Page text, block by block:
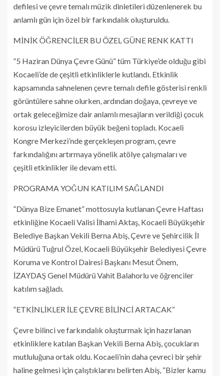
defilesi ve çevre temalı müzik dinletileri düzenlenerek bu
anlamlı gün için özel bir farkındalık oluşturuldu.
MİNİK ÖĞRENCİLER BU ÖZEL GÜNE RENK KATTI
“5 Haziran Dünya Çevre Günü” tüm Türkiye’de olduğu gibi
Kocaeli’de de çeşitli etkinliklerle kutlandı. Etkinlik
kapsamında sahnelenen çevre temalı defile gösterisi renkli
görüntülere sahne olurken, ardından doğaya, çevreye ve
ortak geleceğimize dair anlamlı mesajların verildiği çocuk
korosu izleyicilerden büyük beğeni topladı. Kocaeli
Kongre Merkezi’nde gerçekleşen program, çevre
farkındalığını artırmaya yönelik atölye çalışmaları ve
çeşitli etkinlikler ile devam etti.
PROGRAMA YOĞUN KATILIM SAĞLANDI
“Dünya Bize Emanet” mottosuyla kutlanan Çevre Haftası
etkinliğine Kocaeli Valisi İlhami Aktaş, Kocaeli Büyükşehir
Belediye Başkan Vekili Berna Abiş, Çevre ve Şehircilik İl
Müdürü Tuğrul Özel, Kocaeli Büyükşehir Belediyesi Çevre
Koruma ve Kontrol Dairesi Başkanı Mesut Önem,
İZAYDAŞ Genel Müdürü Vahit Balahorlu ve öğrenciler
katılım sağladı.
“ETKİNLİKLER İLE ÇEVRE BİLİNCİ ARTACAK”
Çevre bilinci ve farkındalık oluşturmak için hazırlanan
etkinliklere katılan Başkan Vekili Berna Abiş, çocukların
mutluluğuna ortak oldu. Kocaeli’nin daha çevreci bir şehir
haline gelmesi için çalıştıklarını belirten Abiş, “Bizler kamu